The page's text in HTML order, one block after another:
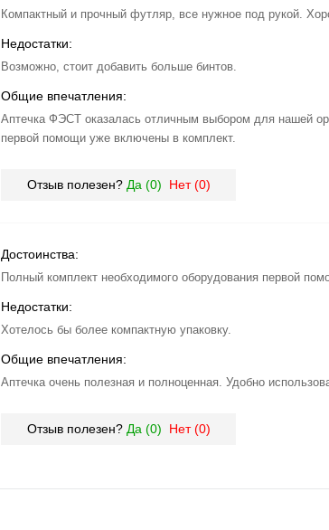
Компактный и прочный футляр, все нужное под рукой.
Недостатки:
Возможно, стоит добавить больше бинтов.
Общие впечатления:
Аптечка ФЭСТ оказалась отличным выбором для нашей
первой помощи уже включены в комплект.
Отзыв полезен? Да (0) Нет (0)
Достоинства:
Полный комплект необходимого оборудования первой
Недостатки:
Хотелось бы более компактную упаковку.
Общие впечатления:
Аптечка очень полезная и полноценная. Удобно
Отзыв полезен? Да (0) Нет (0)